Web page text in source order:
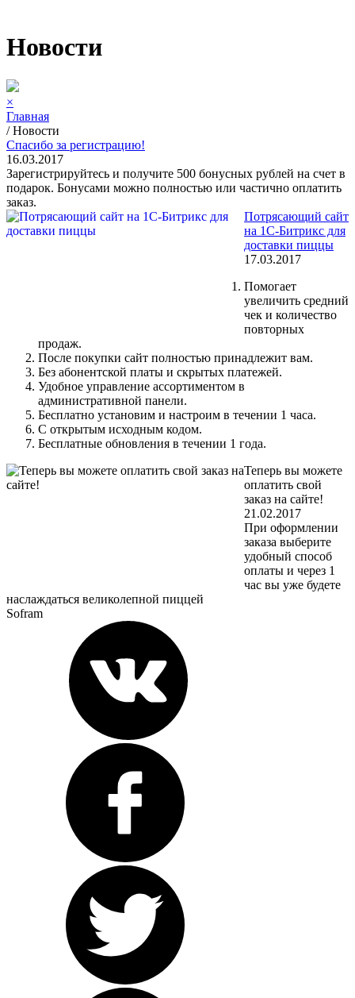
Новости
×
Главная
/ Новости
Спасибо за регистрацию!
16.03.2017
Зарегистрируйтесь и получите 500 бонусных рублей на счет в
подарок. Бонусами можно полностью или частично оплатить
заказ.
Потрясающий сайт
на 1С-Битрикс для
доставки пиццы
17.03.2017
Помогает
увеличить средний
чек и количество
повторных
продаж.
После покупки сайт полностью принадлежит вам.
Без абонентской платы и скрытых платежей.
Удобное управление ассортиментом в
административной панели.
Бесплатно установим и настроим в течении 1 часа.
С открытым исходным кодом.
Бесплатные обновления в течении 1 года.
Теперь вы можете
оплатить свой
заказ на сайте!
21.02.2017
При оформлении
заказа выберите
удобный способ
оплаты и через 1
час вы уже будете
наслаждаться великолепной пиццей
Sofram